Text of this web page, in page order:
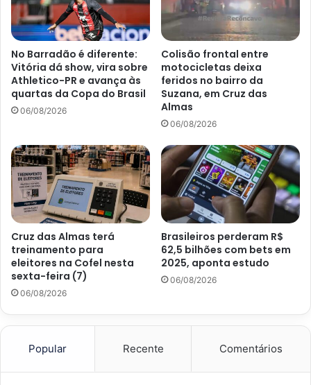
No Barradão é diferente:
Vitória dá show, vira sobre
Athletico-PR e avança às
quartas da Copa do Brasil
06/08/2026
Colisão frontal entre
motocicletas deixa
feridos no bairro da
Suzana, em Cruz das
Almas
06/08/2026
Cruz das Almas terá
treinamento para
eleitores na Cofel nesta
sexta-feira (7)
06/08/2026
Brasileiros perderam R$
62,5 bilhões com bets em
2025, aponta estudo
06/08/2026
Popular Recente Comentários